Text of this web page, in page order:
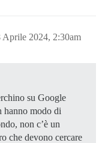
Aprile 2024, 2:30am
su Google
modo di
non c’è un
che devono cercare